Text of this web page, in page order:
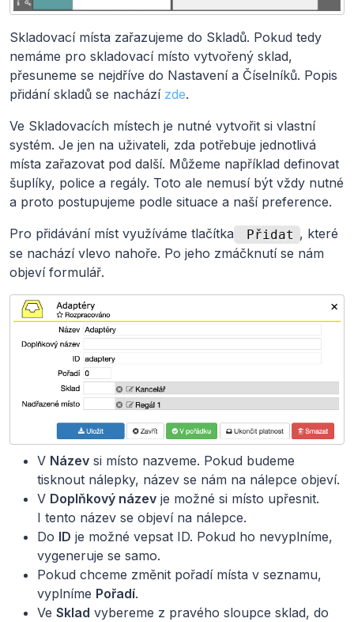
Skladovací místa zařazujeme do Skladů. Pokud tedy
nemáme pro skladovací místo vytvořený sklad,
přesuneme se nejdříve do Nastavení a Číselníků. Popis
přidání skladů se nachází zde.
Ve Skladovacích místech je nutné vytvořit si vlastní
systém. Je jen na uživateli, zda potřebuje jednotlivá
místa zařazovat pod další. Můžeme například definovat
šuplíky, police a regály. Toto ale nemusí být vždy nutné
a proto postupujeme podle situace a naší preference.
Pro přidávání míst využíváme tlačítka
Přidat , které
se nachází vlevo nahoře. Po jeho zmáčknutí se nám
objeví formulář.
V Názevsi místo nazveme. Pokud budeme
tisknout nálepky, název se nám na nálepce objeví.
V Doplňkový názevje možné si místo upřesnit.
I tento název se objeví na nálepce.
Do ID je možné vepsat ID. Pokud ho nevyplníme,
vygeneruje se samo.
Pokud chceme změnit pořadí místa v seznamu,
vyplníme Pořadí.
Ve Sklad vybereme z pravého sloupce sklad, do